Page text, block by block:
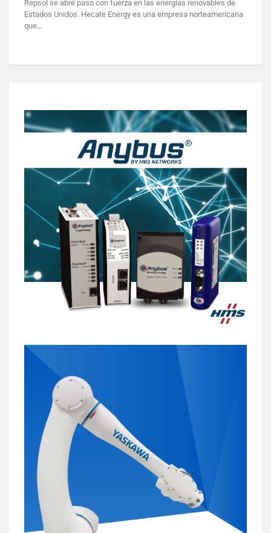
Repsol se abre paso con fuerza en las energías renovables de
Estados Unidos. Hecate Energy es una empresa norteamericana
que…